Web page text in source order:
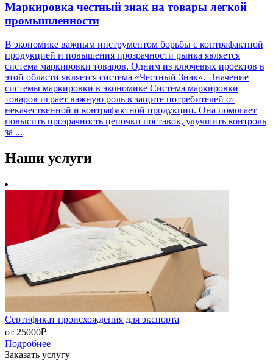
Маркировка честный знак на товары легкой
промышленности
В экономике важным инструментом борьбы с контрафактной
продукцией и повышения прозрачности рынка является
система маркировки товаров. Одним из ключевых проектов в
этой области является система «Честный Знак». Значение
системы маркировки в экономике Система маркировки
товаров играет важную роль в защите потребителей от
некачественной и контрафактной продукции. Она помогает
повысить прозрачность цепочки поставок, улучшить контроль
за ...
Наши услуги
Сертификат происхождения для экспорта
от 25000₽
Подробнее
Заказать услугу